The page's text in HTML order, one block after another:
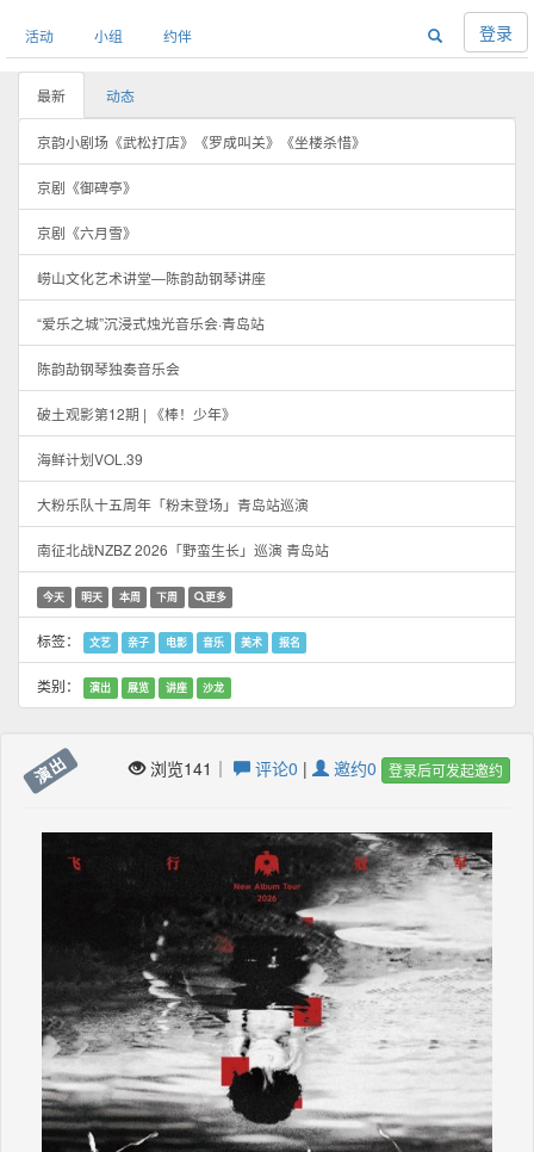
活动 小组 约伴 登录
最新 动态
京韵小剧场《武松打店》《罗成叫关》《坐楼杀惜》
京剧《御碑亭》
京剧《六月雪》
崂山文化艺术讲堂—陈韵劼钢琴讲座
“爱乐之城”沉浸式烛光音乐会·青岛站
陈韵劼钢琴独奏音乐会
破土观影第12期 | 《棒！少年》
海鲜计划VOL.39
大粉乐队十五周年「粉末登场」青岛站巡演
南征北战NZBZ 2026「野蛮生长」巡演 青岛站
今天 明天 本周 下周 更多
标签： 文艺 亲子 电影 音乐 美术 报名
类别： 演出 展览 讲座 沙龙
演出 浏览141｜ 评论0 | 邀约0 登录后可发起邀约